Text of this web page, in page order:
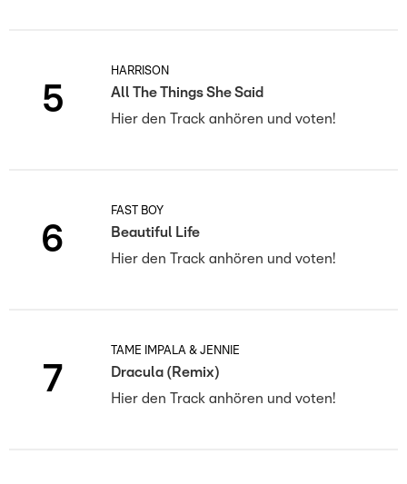
5
HARRISON
All The Things She Said
Hier den Track anhören und voten!
6
FAST BOY
Beautiful Life
Hier den Track anhören und voten!
7
TAME IMPALA & JENNIE
Dracula (Remix)
Hier den Track anhören und voten!